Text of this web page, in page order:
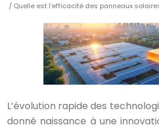
/ Quelle est l’efficacité des panneaux
L’évolution rapide des
donné naissance à une